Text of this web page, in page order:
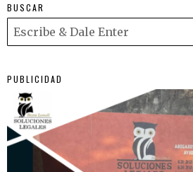
BUSCAR
PUBLICIDAD